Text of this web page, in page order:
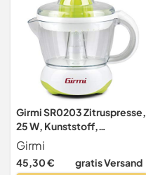
Girmi SR0203 Zitruspresse,
25 W, Kunststoff,
weiß/grün
Girmi
45,30 € gratis Versand